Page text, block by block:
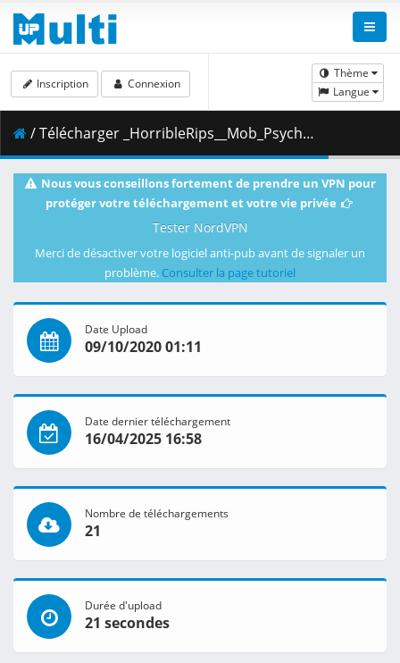
Thème
Langue
Inscription Connexion
/ Télécharger _HorribleRips__Mob_Psycho_100_-_10__1080p_.mkv.001 ( 400.58 MB )
Nous vous conseillons fortement de prendre un VPN pour
protéger votre téléchargement et votre vie privée
Tester NordVPN
Merci de désactiver votre logiciel anti-pub avant de signaler un
problème. Consulter la page tutoriel
Date Upload
09/10/2020 01:11
Date dernier téléchargement
16/04/2025 16:58
Nombre de téléchargements
21
Durée d'upload
21 secondes